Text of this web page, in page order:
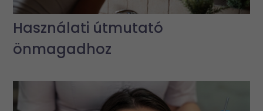
Használati útmutató
önmagadhoz